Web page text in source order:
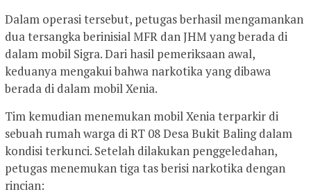
Dalam operasi tersebut, petugas berhasil mengamankan
dua tersangka berinisial MFR dan JHM yang berada di
dalam mobil Sigra. Dari hasil pemeriksaan awal,
keduanya mengakui bahwa narkotika yang dibawa
berada di dalam mobil Xenia.
Tim kemudian menemukan mobil Xenia terparkir di
sebuah rumah warga di RT 08 Desa Bukit Baling dalam
kondisi terkunci. Setelah dilakukan penggeledahan,
petugas menemukan tiga tas berisi narkotika dengan
rincian: